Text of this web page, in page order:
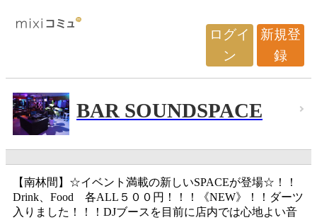
ログイ
ン
新規登
録
BAR SOUNDSPACE
【南林間】☆イベント満載の新しいSPACEが登場☆！！
Drink、Food 各ALL５００円！！！《NEW》！！ダーツ
入りました！！！DJブースを目前に店内では心地よい音